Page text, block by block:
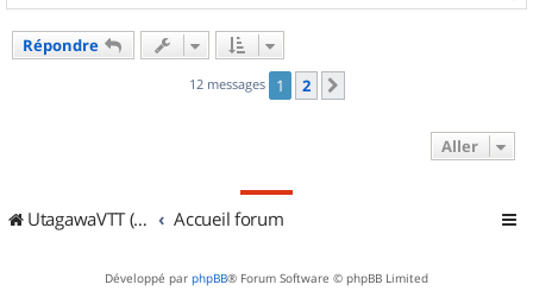
a
Répondre
12 messages 1 2
Aller
UtagawaVTT (Randos VTT et VTTAE avec traces GPS) Accueil forum
Développé par phpBB® Forum Software © phpBB Limited